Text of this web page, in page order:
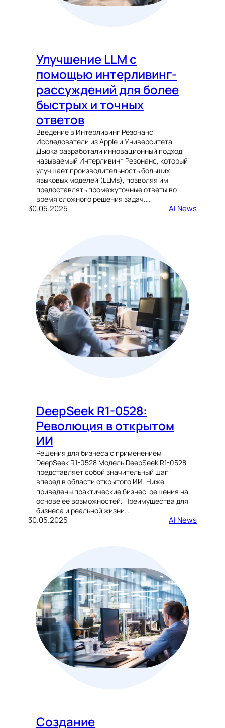
Улучшение LLM с
помощью интерливинг-
рассуждений для более
быстрых и точных
ответов
Введение в Интерливинг Резонанс
Исследователи из Apple и Университета
Дьюка разработали инновационный подход,
называемый Интерливинг Резонанс, который
улучшает производительность больших
языковых моделей (LLMs), позволяя им
предоставлять промежуточные ответы во
время сложного решения задач.…
30.05.2025 AI News
DeepSeek R1-0528:
Революция в открытом
ИИ
Решения для бизнеса с применением
DeepSeek R1-0528 Модель DeepSeek R1-0528
представляет собой значительный шаг
вперед в области открытого ИИ. Ниже
приведены практические бизнес-решения на
основе её возможностей. Преимущества для
бизнеса и реальной жизни…
30.05.2025 AI News
Создание